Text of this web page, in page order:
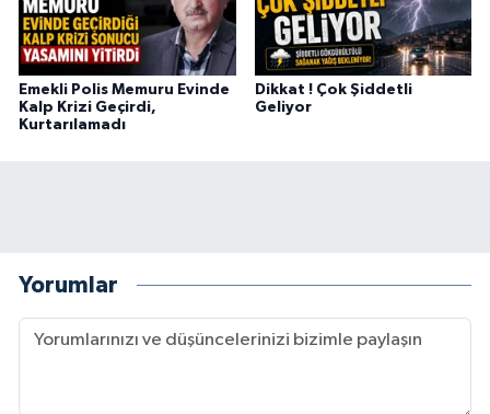
Emekli Polis Memuru Evinde
Kalp Krizi Geçirdi,
Kurtarılamadı
Dikkat ! Çok Şiddetli
Geliyor
Yorumlar